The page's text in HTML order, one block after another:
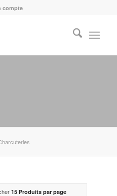
compte
15 Produits par page